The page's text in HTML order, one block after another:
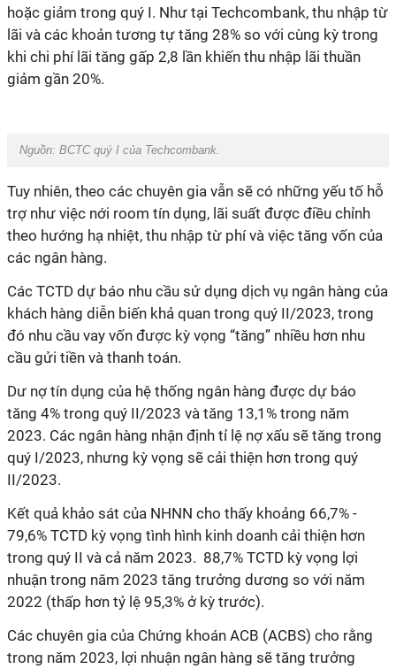
hoặc giảm trong quý I. Như tại Techcombank, thu nhập từ
lãi và các khoản tương tự tăng 28% so với cùng kỳ trong
khi chi phí lãi tăng gấp 2,8 lần khiến thu nhập lãi thuần
giảm gần 20%.
Nguồn: BCTC quý I của Techcombank.
Tuy nhiên, theo các chuyên gia vẫn sẽ có những yếu tố hỗ
trợ như việc nới room tín dụng, lãi suất được điều chỉnh
theo hướng hạ nhiệt, thu nhập từ phí và việc tăng vốn của
các ngân hàng.
Các TCTD dự báo nhu cầu sử dụng dịch vụ ngân hàng của
khách hàng diễn biến khả quan trong quý II/2023, trong
đó nhu cầu vay vốn được kỳ vọng “tăng” nhiều hơn nhu
cầu gửi tiền và thanh toán.
Dư nợ tín dụng của hệ thống ngân hàng được dự báo
tăng 4% trong quý II/2023 và tăng 13,1% trong năm
2023. Các ngân hàng nhận định tỉ lệ nợ xấu sẽ tăng trong
quý I/2023, nhưng kỳ vọng sẽ cải thiện hơn trong quý
II/2023.
Kết quả khảo sát của NHNN cho thấy khoảng 66,7% -
79,6% TCTD kỳ vọng tình hình kinh doanh cải thiện hơn
trong quý II và cả năm 2023. 88,7% TCTD kỳ vọng lợi
nhuận trong năm 2023 tăng trưởng dương so với năm
2022 (thấp hơn tỷ lệ 95,3% ở kỳ trước).
Các chuyên gia của Chứng khoán ACB (ACBS) cho rằng
trong năm 2023, lợi nhuận ngân hàng sẽ tăng trưởng